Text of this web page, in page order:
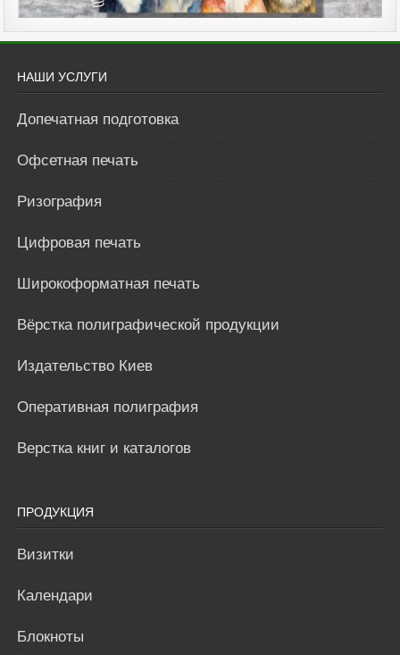
НАШИ УСЛУГИ
Допечатная подготовка
Офсетная печать
Ризография
Цифровая печать
Широкоформатная печать
Вёрстка полиграфической продукции
Издательство Киев
Оперативная полиграфия
Верстка книг и каталогов
ПРОДУКЦИЯ
Визитки
Календари
Блокноты